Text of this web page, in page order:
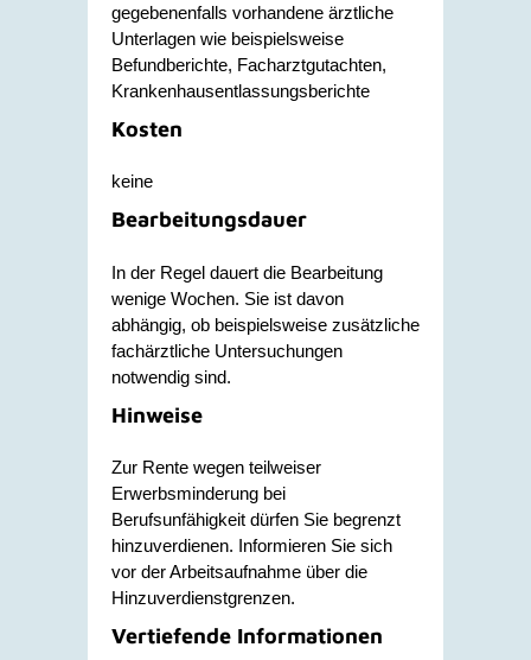
gegebenenfalls vorhandene ärztliche
Unterlagen wie beispielsweise
Befundberichte, Facharztgutachten,
Krankenhausentlassungsberichte
Kosten
keine
Bearbeitungsdauer
In der Regel dauert die Bearbeitung
wenige Wochen. Sie ist davon
abhängig, ob beispielsweise zusätzliche
fachärztliche Untersuchungen
notwendig sind.
Hinweise
Zur Rente wegen teilweiser
Erwerbsminderung bei
Berufsunfähigkeit dürfen Sie begrenzt
hinzuverdienen. Informieren Sie sich
vor der Arbeitsaufnahme über die
Hinzuverdienstgrenzen.
Vertiefende Informationen